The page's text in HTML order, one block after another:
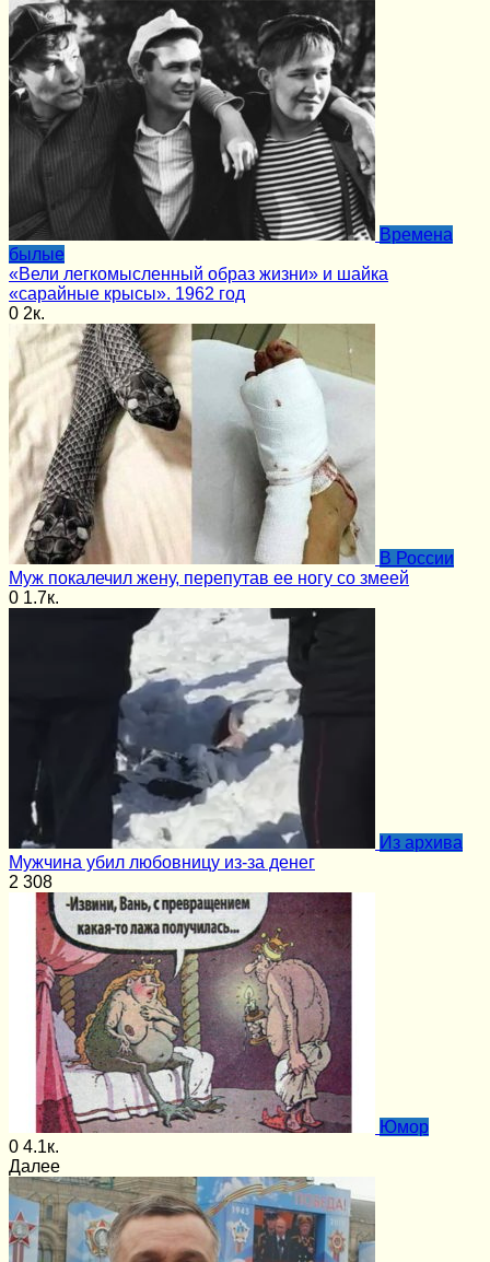
Времена
былые
«Вели легкомысленный образ жизни» и шайка
«сарайные крысы». 1962 год
0 2к.
В России
Муж покалечил жену, перепутав ее ногу со змеей
0 1.7к.
Из архива
Мужчина убил любовницу из-за денег
2 308
Юмор
0 4.1к.
Далее